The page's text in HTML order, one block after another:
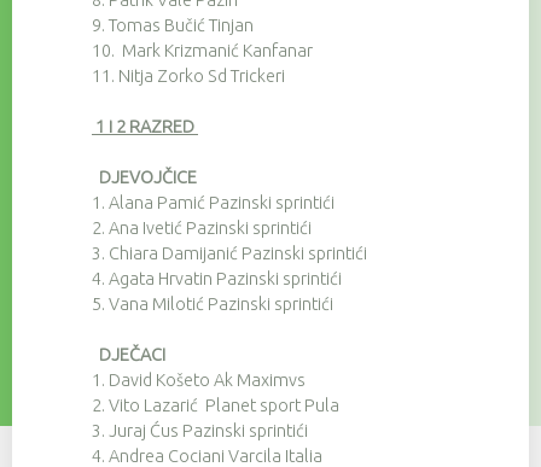
9. Tomas Bučić Tinjan
10. Mark Krizmanić Kanfanar
11. Nitja Zorko Sd Trickeri
1 i 2 RAZRED
DJEVOJČICE
1. Alana Pamić Pazinski sprintići
2. Ana Ivetić Pazinski sprintići
3. Chiara Damijanić Pazinski sprintići
4. Agata Hrvatin Pazinski sprintići
5. Vana Milotić Pazinski sprintići
DJEČACI
1. David Košeto Ak Maximvs
2. Vito Lazarić Planet sport Pula
3. Juraj Ćus Pazinski sprintići
4. Andrea Cociani Varcila Italia